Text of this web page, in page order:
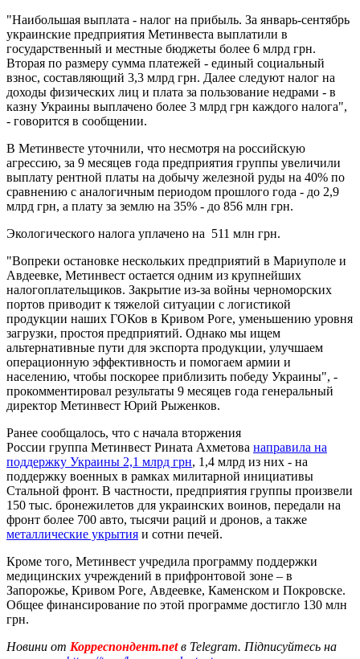
"Наибольшая выплата - налог на прибыль. За январь-сентябрь
украинские предприятия Метинвеста выплатили в
государственный и местные бюджеты более 6 млрд грн.
Вторая по размеру сумма платежей - единый социальный
взнос, составляющий 3,3 млрд грн. Далее следуют налог на
доходы физических лиц и плата за пользование недрами - в
казну Украины выплачено более 3 млрд грн каждого налога",
- говорится в сообщении.
В Метинвесте уточнили, что несмотря на российскую
агрессию, за 9 месяцев года предприятия группы увеличили
выплату рентной платы на добычу железной руды на 40% по
сравнению с аналогичным периодом прошлого года - до 2,9
млрд грн, а плату за землю на 35% - до 856 млн грн.
Экологического налога уплачено на 511 млн грн.
"Вопреки остановке нескольких предприятий в Мариуполе и
Авдеевке, Метинвест остается одним из крупнейших
налогоплательщиков. Закрытие из-за войны черноморских
портов приводит к тяжелой ситуации с логистикой
продукции наших ГОКов в Кривом Роге, уменьшению уровня
загрузки, простоя предприятий. Однако мы ищем
альтернативные пути для экспорта продукции, улучшаем
операционную эффективность и помогаем армии и
населению, чтобы поскорее приблизить победу Украины", -
прокомментировал результаты 9 месяцев года генеральный
директор Метинвест Юрий Рыженков.
Ранее сообщалось, что с начала вторжения
России группа Метинвест Рината Ахметова направила на
поддержку Украины 2,1 млрд грн, 1,4 млрд из них - на
поддержку военных в рамках милитарной инициативы
Стальной фронт. В частности, предприятия группы произвели
150 тыс. бронежилетов для украинских воинов, передали на
фронт более 700 авто, тысячи раций и дронов, а также
металлические укрытия и сотни печей.
Кроме того, Метинвест учредила программу поддержки
медицинских учреждений в прифронтовой зоне – в
Запорожье, Кривом Роге, Авдеевке, Каменском и Покровске.
Общее финансирование по этой программе достигло 130 млн
грн.
Новини от Корреспондент.netв Telegram. Підписуйтесь на